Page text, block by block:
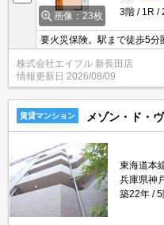
画像：23枚
3階
1R
要火災保険。駅まで徒歩5分
安心。追い焚き・エアコン
静かで安心ですよ。生活便
株式会社エイブル 新長田店
情報更新日 2026/08/09
賃貸マンション メゾン・ド・
東海道本
兵庫県神
築22年
5